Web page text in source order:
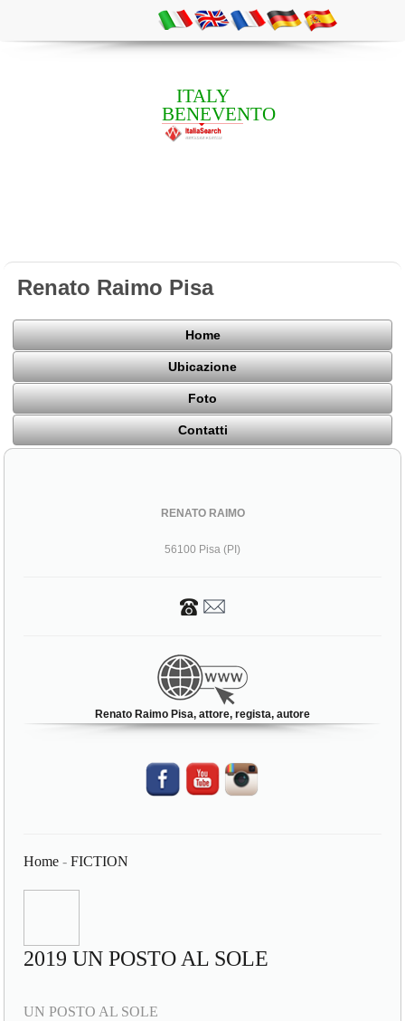
ITALY
BENEVENTO
Renato Raimo Pisa
Home
Ubicazione
Foto
Contatti
RENATO RAIMO
56100 Pisa (PI)
Renato Raimo Pisa, attore, regista, autore
Home -FICTION
2019 UN POSTO AL SOLE
UN POSTO AL SOLE